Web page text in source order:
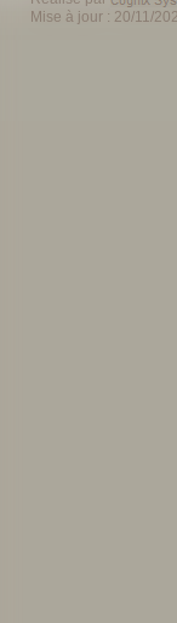
Mise à jour : 20/11/